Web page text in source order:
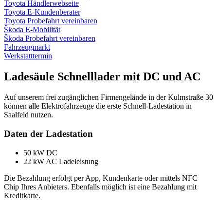
Toyota Händlerwebseite
Toyota E-Kundenberater
Toyota Probefahrt vereinbaren
Škoda E-Mobilität
Škoda Probefahrt vereinbaren
Fahrzeugmarkt
Werkstatttermin
Ladesäule Schnelllader mit DC und AC
Auf unserem frei zugänglichen Firmengelände in der Kulmstraße 30
können alle Elektrofahrzeuge die erste Schnell-Ladestation in
Saalfeld nutzen.
Daten der Ladestation
50 kW DC
22 kW AC Ladeleistung
Die Bezahlung erfolgt per App, Kundenkarte oder mittels NFC
Chip Ihres Anbieters. Ebenfalls möglich ist eine Bezahlung mit
Kreditkarte.